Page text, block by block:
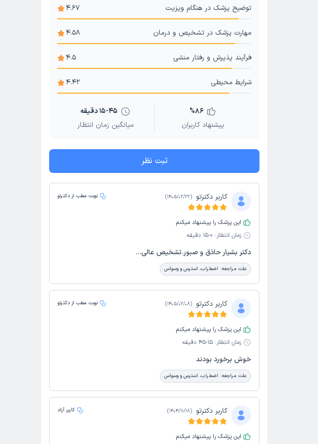
توضیح پزشک در هنگام ویزیت 4.67
مهارت پزشک در تشخیص و درمان 4.58
فرآیند پذیرش و رفتار منشی 4.5
شرایط محیطی 4.42
%86
پیشنهاد کاربران
15-45 دقیقه
میانگین زمان انتظار
ثبت نظر
کاربر دکترتو (
1405/02/22
) نوبت مطب از دکترتو
این پزشک را پیشنهاد میکنم
زمان انتظار: 0-15 دقیقه
دکتر بشیار حاذق و صبور.تشخیص عالی...
علت مراجعه: اضطراب، استرس و وسواس
کاربر دکترتو (
1405/02/08
) نوبت مطب از دکترتو
این پزشک را پیشنهاد میکنم
زمان انتظار: 15-45 دقیقه
خوش برخورد بودند
علت مراجعه: اضطراب، استرس و وسواس
کاربر دکترتو (
1404/11/18
) کاربر آزاد
این پزشک را پیشنهاد میکنم